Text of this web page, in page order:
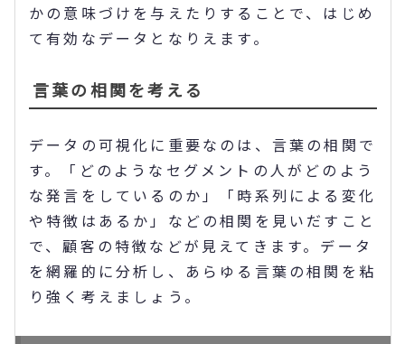
かの意味づけを与えたりすることで、はじめ
て有効なデータとなりえます。
言葉の相関を考える
データの可視化に重要なのは、言葉の相関で
す。「どのようなセグメントの人がどのよう
な発言をしているのか」「時系列による変化
や特徴はあるか」などの相関を見いだすこと
で、顧客の特徴などが見えてきます。データ
を網羅的に分析し、あらゆる言葉の相関を粘
り強く考えましょう。